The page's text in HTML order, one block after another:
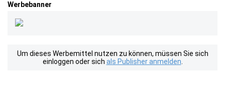
Werbebanner
Um dieses Werbemittel nutzen zu können, müssen Sie sich
einloggen oder sich als Publisher anmelden